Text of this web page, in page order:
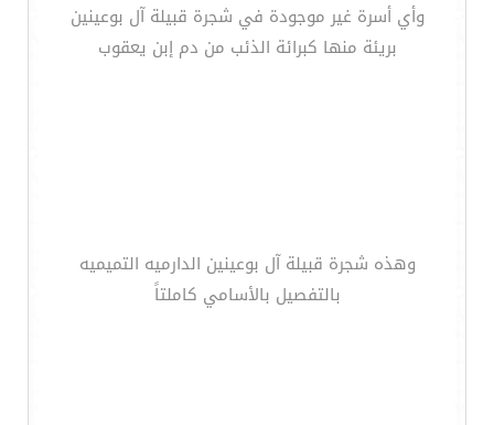
وأي أسرة غير موجودة في شجرة قبيلة آل بوعينين
بريئة منها كبرائة الذئب من دم إبن يعقوب
وهذه شجرة قبيلة آل بوعينين الدارميه التميميه
بالتفصيل بالأسامي كاملتاً